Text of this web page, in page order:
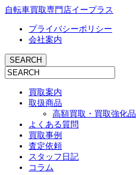
自転車買取専門店イープラス
プライバシーポリシー
会社案内
買取案内
取扱商品
高額買取・買取強化品
よくある質問
買取事例
査定依頼
スタッフ日記
コラム